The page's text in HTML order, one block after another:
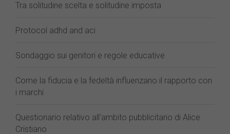
Tra solitudine scelta e solitudine imposta
Protocol adhd and aci
Sondaggio sui genitori e regole educative
Come la fiducia e la fedeltà influenzano il rapporto con
i marchi
Questionario relativo all'ambito pubblicitario di Alice
Cristiano